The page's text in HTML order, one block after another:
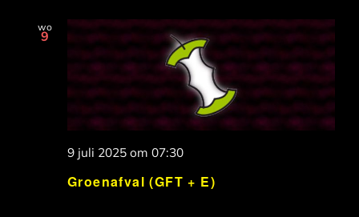
wo
9
Groenafval (GFT + E)
9 juli 2025 om 07:30